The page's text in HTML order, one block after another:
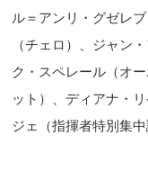
ル＝アンリ・グゼレ
（チェロ）、ジャン
ク・スペレール（オ
ット）、ディアナ・
ジェ（指揮者特別集中